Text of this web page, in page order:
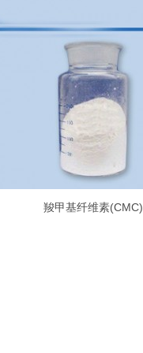
羧甲基纤维素(CMC)